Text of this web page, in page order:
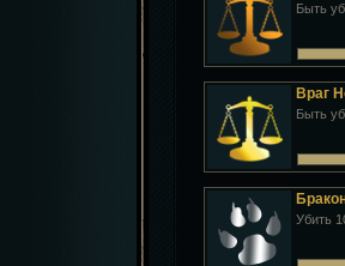
Быть
Враг
Быть
Убить